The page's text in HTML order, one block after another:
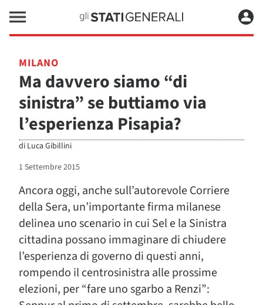
MILANO
Ma davvero siamo “di
sinistra” se buttiamo via
l’esperienza Pisapia?
di Luca Gibillini
1 Settembre 2015
Ancora oggi, anche sull’autorevole Corriere
della Sera, un’importante firma milanese
delinea uno scenario in cui Sel e la Sinistra
cittadina possano immaginare di chiudere
l’esperienza di governo di questi anni,
rompendo il centrosinistra alle prossime
elezioni, per “fare uno sgarbo a Renzi”: